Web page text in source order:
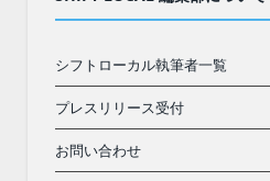
シフトローカル執筆者一覧
プレスリリース受付
お問い合わせ